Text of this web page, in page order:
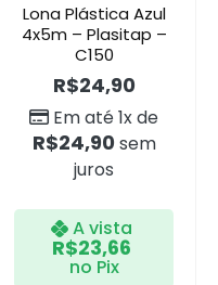
Lona Plástica Azul
4x5m – Plasitap –
C150
R$24,90
Em até 1x de
R$24,90 sem
juros
A vista
R$23,66
no Pix